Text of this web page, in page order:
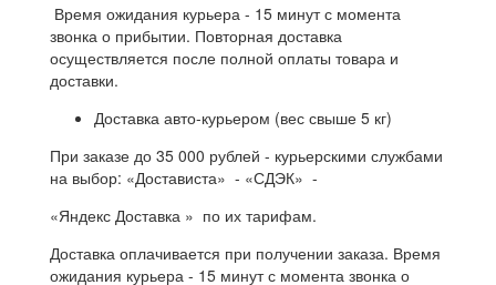
Время ожидания курьера - 15 минут с момента
звонка о прибытии. Повторная доставка
осуществляется после полной оплаты товара и
доставки.
Доставка авто-курьером (вес свыше 5 кг)
При заказе до 35 000 рублей - курьерскими службами
на выбор: «Достависта» - «СДЭК» -
«Яндекс Доставка » по их тарифам.
Доставка оплачивается при получении заказа. Время
ожидания курьера - 15 минут с момента звонка о